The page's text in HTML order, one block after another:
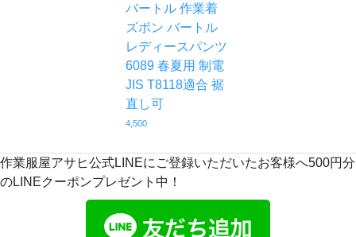
バートル 作業着
ズボン バートル
レディースパンツ
6089 春夏用 制電
JIS T8118適合 裾
直し可
4,500
作業服屋アサヒ公式LINEにご登録いただいたお客様へ500円分
のLINEクーポンプレゼント中！